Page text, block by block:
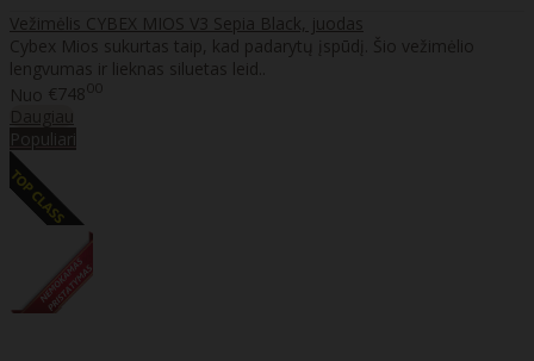
Vežimėlis CYBEX MIOS V3 Sepia Black, juodas
Cybex Mios sukurtas taip, kad padarytų įspūdį. Šio vežimėlio
lengvumas ir lieknas siluetas leid..
Nuo €74800
Daugiau
Populiari